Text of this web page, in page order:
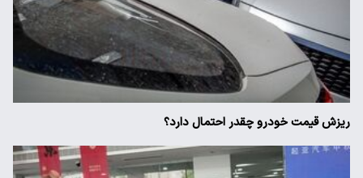
ریزش قیمت خودرو چقدر احتمال دارد؟